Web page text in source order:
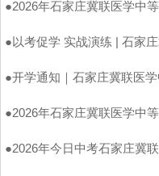
●2026年石家庄冀联医学中
●以考促学 实战演练 | 石家庄冀联医学
●开学通知｜石家庄冀联医学中等专业学
●2026年石家庄冀联医学中等专
●2026年今日中考石家庄冀联医学中专